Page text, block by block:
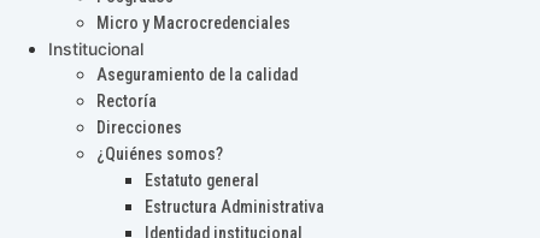
Micro y Macrocredenciales
Institucional
Aseguramiento de la calidad
Rectoría
Direcciones
¿Quiénes somos?
Estatuto general
Estructura Administrativa
Identidad institucional